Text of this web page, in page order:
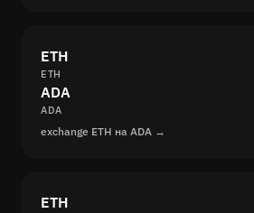
ETH
ETH
ADA
ADA
exchange ETH на ADA →
ETH